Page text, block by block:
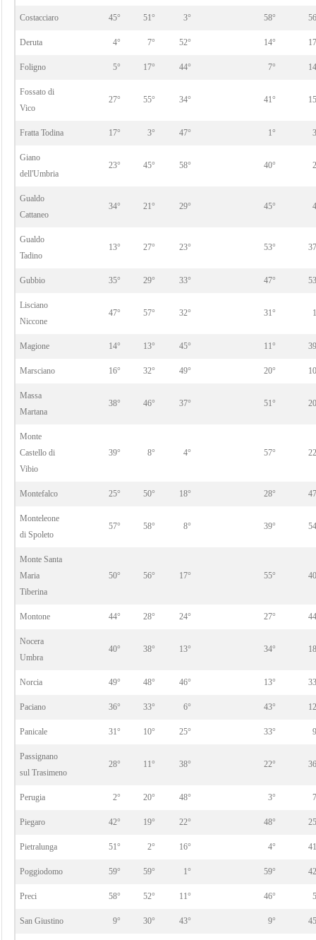
Costacciaro 45° 51° 3° 58°
Deruta 4° 7° 52° 14°
Foligno 5° 17° 44° 7°
Fossato di
Vico
27° 55° 34° 41°
Fratta Todina 17° 3° 47° 1°
Giano
dell'Umbria
23° 45° 58° 40°
Gualdo
Cattaneo
34° 21° 29° 45°
Gualdo
Tadino
13° 27° 23° 53°
Gubbio 35° 29° 33° 47°
Lisciano
Niccone
47° 57° 32° 31°
Magione 14° 13° 45° 11°
Marsciano 16° 32° 49° 20°
Massa
Martana
38° 46° 37° 51°
Monte
Castello di
Vibio
39° 8° 4° 57°
Montefalco 25° 50° 18° 28°
Monteleone
di Spoleto
57° 58° 8° 39°
Monte Santa
Maria
Tiberina
50° 56° 17° 55°
Montone 44° 28° 24° 27°
Nocera
Umbra
40° 38° 13° 34°
Norcia 49° 48° 46° 13°
Paciano 36° 33° 6° 43°
Panicale 31° 10° 25° 33°
Passignano
sul Trasimeno
28° 11° 38° 22°
Perugia 2° 20° 48° 3°
Piegaro 42° 19° 22° 48°
Pietralunga 51° 2° 16° 4°
Poggiodomo 59° 59° 1° 59°
Preci 58° 52° 11° 46°
San Giustino 9° 30° 43° 9°